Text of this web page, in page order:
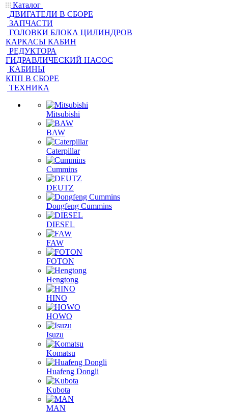
Каталог
ДВИГАТЕЛИ В СБОРЕ
ЗАПЧАСТИ
ГОЛОВКИ БЛОКА ЦИЛИНДРОВ
КАРКАСЫ КАБИН
РЕДУКТОРА
ГИДРАВЛИЧЕСКИЙ НАСОС
КАБИНЫ
КПП В СБОРЕ
ТЕХНИКА
Mitsubishi
BAW
Caterpillar
Cummins
DEUTZ
Dongfeng Cummins
DIESEL
FAW
FOTON
Hengtong
HINO
HOWO
Isuzu
Komatsu
Huafeng Dongli
Kubota
MAN